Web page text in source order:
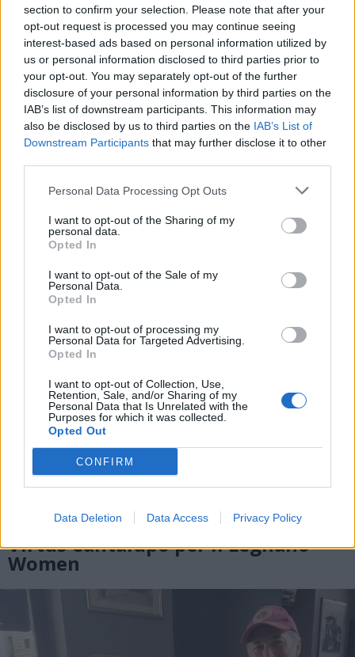
section to confirm your selection. Please note that after your
opt-out request is processed you may continue seeing
interest-based ads based on personal information utilized by
us or personal information disclosed to third parties prior to
your opt-out. You may separately opt-out of the further
disclosure of your personal information by third parties on the
IAB’s list of downstream participants. This information may
also be disclosed by us to third parties on the IAB’s List of
Downstream Participants that may further disclose it to other
Personal Data Processing Opt Outs
I want to opt-out of the Sharing of my
personal data.
Opted In
I want to opt-out of the Sale of my
Personal Data.
Opted In
I want to opt-out of processing my
Personal Data for Targeted Advertising.
Opted In
I want to opt-out of Collection, Use,
Retention, Sale, and/or Sharing of my
Personal Data that Is Unrelated with the
Purposes for which it was collected.
Opted Out
CONFIRM
Data Deletion Data Access Privacy Policy
ALTRE NOTIZIE DI LEGNANO
Anche un inedito “derby” con la
Virtus Cantalupo per il Legnano
Women